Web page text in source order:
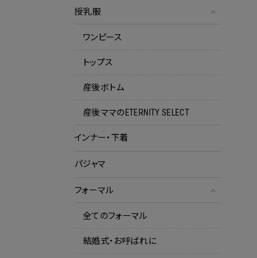
授乳服
ワンピース
トップス
産後ボトム
産後ママのETERNITY SELECT
インナー・下着
パジャマ
フォーマル
全てのフォーマル
結婚式・お呼ばれに